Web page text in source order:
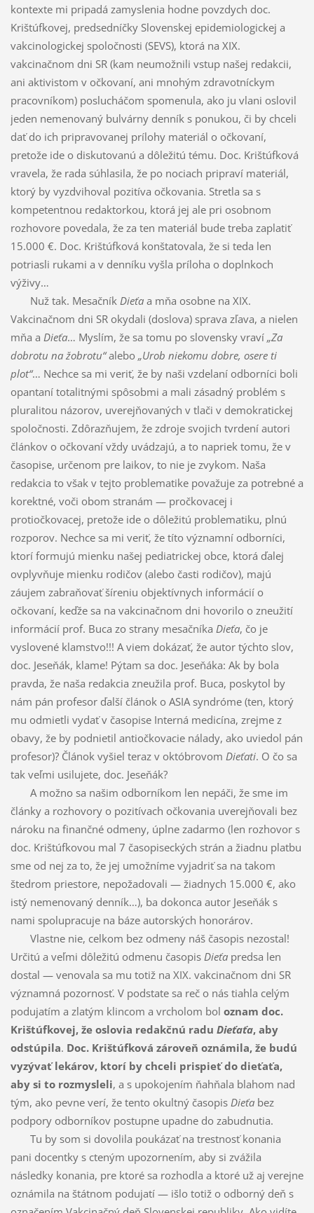
kontexte mi pripadá zamyslenia hodne povzdych doc.
Krištúfkovej, predsedníčky Slovenskej epidemiologickej a
vakcinologickej spoločnosti (SEVS), ktorá na XIX.
vakcinačnom dni SR (kam neumožnili vstup našej redakcii,
ani aktivistom v očkovaní, ani mnohým zdravotníckym
pracovníkom) poslucháčom spomenula, ako ju vlani oslovil
jeden nemenovaný bulvárny denník s ponukou, či by chceli
dať do ich pripravovanej prílohy materiál o očkovaní,
pretože ide o diskutovanú a dôležitú tému. Doc. Krištúfková
vravela, že rada súhlasila, že po nociach pripraví materiál,
ktorý by vyzdvihoval pozitíva očkovania. Stretla sa s
kompetentnou redaktorkou, ktorá jej ale pri osobnom
rozhovore povedala, že za ten materiál bude treba zaplatiť
15.000 €. Doc. Krištúfková konštatovala, že si teda len
potriasli rukami a v denníku vyšla príloha o doplnkoch
výživy…
Nuž tak. Mesačník Dieťaa mňa osobne na XIX.
Vakcinačnom dni SR okydali (doslova) sprava zľava, a nielen
mňa a Dieťa… Myslím, že sa tomu po slovensky vraví „Za
dobrotu na žobrotu“alebo „Urob niekomu dobre, osere ti
plot“… Nechce sa mi veriť, že by naši vzdelaní odborníci boli
opantaní totalitnými spôsobmi a mali zásadný problém s
pluralitou názorov, uverejňovaných v tlači v demokratickej
spoločnosti. Zdôrazňujem, že zdroje svojich tvrdení autori
článkov o očkovaní vždy uvádzajú, a to napriek tomu, že v
časopise, určenom pre laikov, to nie je zvykom. Naša
redakcia to však v tejto problematike považuje za potrebné a
korektné, voči obom stranám — pročkovacej i
protiočkovacej, pretože ide o dôležitú problematiku, plnú
rozporov. Nechce sa mi veriť, že títo významní odborníci,
ktorí formujú mienku našej pediatrickej obce, ktorá ďalej
ovplyvňuje mienku rodičov (alebo časti rodičov), majú
záujem zabraňovať šíreniu objektívnych informácií o
očkovaní, keďže sa na vakcinačnom dni hovorilo o zneužití
informácií prof. Buca zo strany mesačníka Dieťa, čo je
vyslovené klamstvo!!! A viem dokázať, že autor týchto slov,
doc. Jeseňák, klame! Pýtam sa doc. Jeseňáka: Ak by bola
pravda, že naša redakcia zneužila prof. Buca, poskytol by
nám pán profesor ďalší článok o ASIA syndróme (ten, ktorý
mu odmietli vydať v časopise Interná medicína, zrejme z
obavy, že by podnietil antiočkovacie nálady, ako uviedol pán
profesor)? Článok vyšiel teraz v októbrovom Dieťati. O čo sa
tak veľmi usilujete, doc. Jeseňák?
A možno sa našim odborníkom len nepáči, že sme im
články a rozhovory o pozitívach očkovania uverejňovali bez
nároku na finančné odmeny, úplne zadarmo (len rozhovor s
doc. Krištúfkovou mal 7 časopiseckých strán a žiadnu platbu
sme od nej za to, že jej umožníme vyjadriť sa na takom
štedrom priestore, nepožadovali — žiadnych 15.000 €, ako
istý nemenovaný denník…), ba dokonca autor Jeseňák s
nami spolupracuje na báze autorských honorárov.
Vlastne nie, celkom bez odmeny náš časopis nezostal!
Určitú a veľmi dôležitú odmenu časopis Dieťapredsa len
dostal — venovala sa mu totiž na XIX. vakcinačnom dni SR
významná pozornosť. V podstate sa reč o nás tiahla celým
podujatím a zlatým klincom a vrcholom bol oznam doc.
Krištúfkovej, že oslovia redakčnú radu Dieťaťa, aby
odstúpila. Doc. Krištúfková zároveň oznámila, že budú
vyzývať lekárov, ktorí by chceli prispieť do dieťaťa,
aby si to rozmysleli, a s upokojením ňahňala blahom nad
tým, ako pevne verí, že tento okultný časopis Dieťabez
podpory odborníkov postupne upadne do zabudnutia.
Tu by som si dovolila poukázať na trestnosť konania
pani docentky s cteným upozornením, aby si zvážila
následky konania, pre ktoré sa rozhodla a ktoré už aj verejne
oznámila na štátnom podujatí — išlo totiž o odborný deň s